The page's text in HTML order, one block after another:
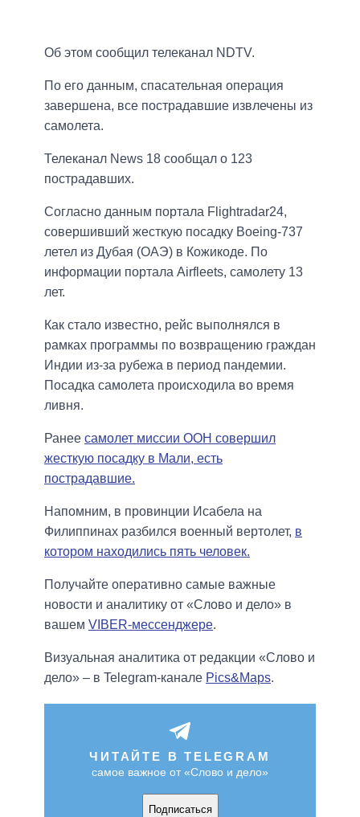
Об этом сообщил телеканал NDTV.
По его данным, спасательная операция
завершена, все пострадавшие извлечены из
самолета.
Телеканал News 18 сообщал о 123
пострадавших.
Согласно данным портала Flightradar24,
совершивший жесткую посадку Boeing-737
летел из Дубая (ОАЭ) в Кожикоде. По
информации портала Airfleets, самолету 13
лет.
Как стало известно, рейс выполнялся в
рамках программы по возвращению граждан
Индии из-за рубежа в период пандемии.
Посадка самолета происходила во время
ливня.
Ранее самолет миссии ООН совершил
жесткую посадку в Мали, есть
пострадавшие.
Напомним, в провинции Исабела на
Филиппинах разбился военный вертолет, в
котором находились пять человек.
Получайте оперативно самые важные
новости и аналитику от «Слово и дело» в
вашем VIBER-мессенджере.
Визуальная аналитика от редакции «Слово и
дело» – в Telegram-канале Pics&Maps.
ЧИТАЙТЕ В TELEGRAM
самое важное от «Слово и дело»
Подписаться